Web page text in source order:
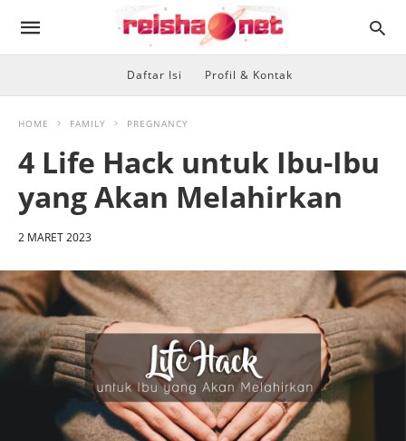
Daftar Isi Profil & Kontak
HOME FAMILY PREGNANCY
4 Life Hack untuk Ibu-Ibu
yang Akan Melahirkan
2 MARET 2023